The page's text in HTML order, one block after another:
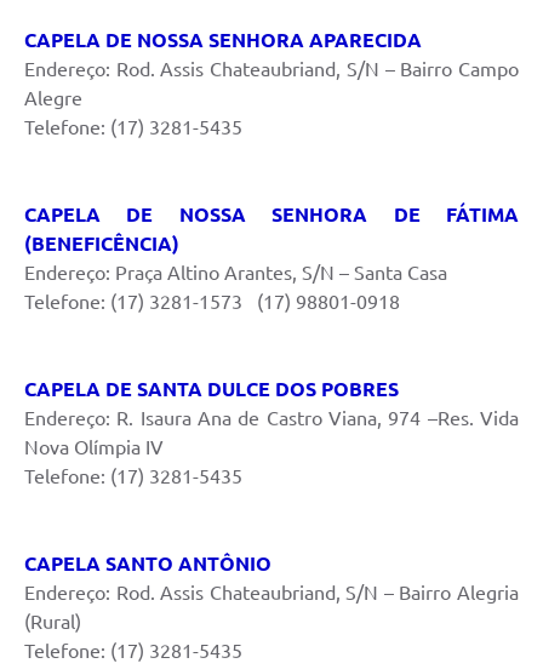
CAPELA DE NOSSA SENHORA APARECIDA
Endereço: Rod. Assis Chateaubriand, S/N – Bairro Campo
Alegre
Telefone: (17) 3281-5435
CAPELA DE NOSSA SENHORA DE FÁTIMA
(BENEFICÊNCIA)
Endereço: Praça Altino Arantes, S/N – Santa Casa
Telefone: (17) 3281-1573 (17) 98801-0918
CAPELA DE SANTA DULCE DOS POBRES
Endereço: R. Isaura Ana de Castro Viana, 974 –Res. Vida
Nova Olímpia IV
Telefone: (17) 3281-5435
CAPELA SANTO ANTÔNIO
Endereço: Rod. Assis Chateaubriand, S/N – Bairro Alegria
(Rural)
Telefone: (17) 3281-5435